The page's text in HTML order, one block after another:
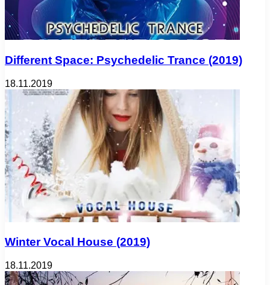
Different Space: Psychedelic Trance (2019)
18.11.2019
Winter Vocal House (2019)
18.11.2019